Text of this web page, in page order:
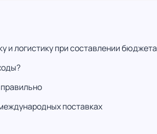
и логистику при составлении бюджета
поставках